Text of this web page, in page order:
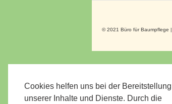
Cookies helfen uns bei der Bereitstellung
unserer Inhalte und Dienste. Durch die
© 2021 Büro für Baumpflege |